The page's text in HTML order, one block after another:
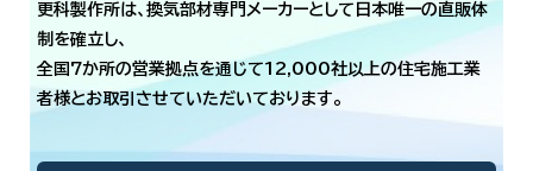
更科製作所は、換気部材専門メーカーとして日本唯一の直販体
制を確立し、
全国7か所の営業拠点を通じて12,000社以上の住宅施工業
者様とお取引させていただいております。